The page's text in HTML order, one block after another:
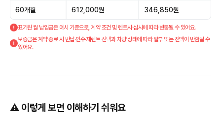
60개월 612,000원 346,850원
표기된 월 납입금은 예시 기준으로, 계약 조건 및 렌트사 심사에 따라 변동될 수 있어요.
보증금은 계약 종료 시 반납·인수·재렌트 선택과 차량 상태에 따라 일부 또는 전액이 반환될 수
있어요.
⚠️ 이렇게 보면 이해하기 쉬워요